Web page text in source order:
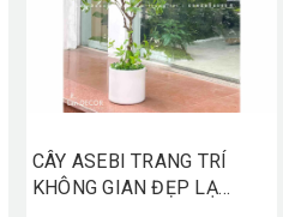
CÂY ASEBI TRANG TRÍ
KHÔNG GIAN ĐẸP LẠ